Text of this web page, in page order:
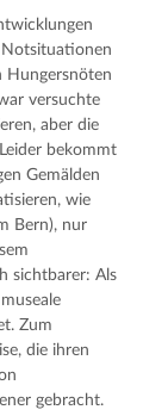
Hungersnöten
versuchte
aber die
bekommt
Gemälden
wie
Bern), nur
sichtbarer: Als
Zum
die ihren
gebracht.